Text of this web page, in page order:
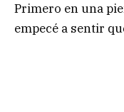
Primero en una
empecé a sentir